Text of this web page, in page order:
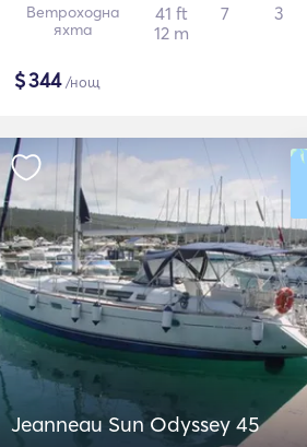
Ветроходна
яхта
41 ft
12 m
7 3
$344/нощ
Jeanneau Sun Odyssey 45